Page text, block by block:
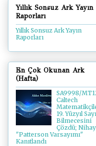
Yıllık Sonsuz Ark Yayın
Raporları
Yıllık Sonsuz Ark Yayın
Raporları
En Çok Okunan Ark
(Hafta)
SA9998/
Caltech
19. Yüzyıl Sayı
Bilmecesini
Çözdü;
"Patterson Varsayımı"
Kanıtlandı